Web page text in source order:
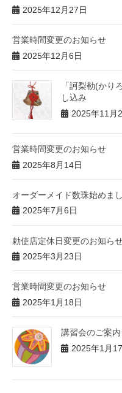
2025年12月27日
営業時間変更のお知らせ
2025年12月6日
「訶梨勒(かり
し込み
2025年11月
営業時間変更のお知らせ
2025年8月14日
オーダーメイド数珠始めまし
2025年7月6日
勅使店定休日変更のお知ら
2025年3月23日
営業時間変更のお知らせ
2025年1月18日
講習会のご案内
2025年1月